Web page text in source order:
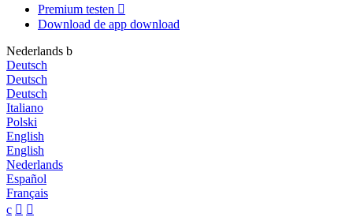
Premium testen 
Download de app download
Nederlands b
Deutsch
Deutsch
Deutsch
Italiano
Polski
English
English
Nederlands
Español
Français
c  